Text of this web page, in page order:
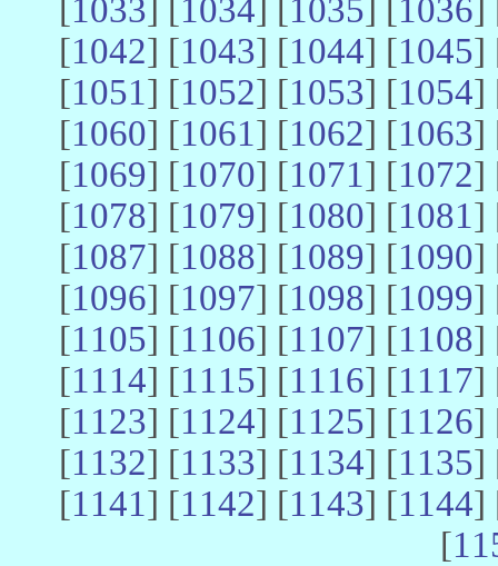
[1033] [1034] [1035] [1036]
[1042] [1043] [1044] [1045]
[1051] [1052] [1053] [1054]
[1060] [1061] [1062] [1063]
[1069] [1070] [1071] [1072]
[1078] [1079] [1080] [1081]
[1087] [1088] [1089] [1090]
[1096] [1097] [1098] [1099]
[1105] [1106] [1107] [1108]
[1114] [1115] [1116] [1117]
[1123] [1124] [1125] [1126]
[1132] [1133] [1134] [1135]
[1141] [1142] [1143] [1144]
[